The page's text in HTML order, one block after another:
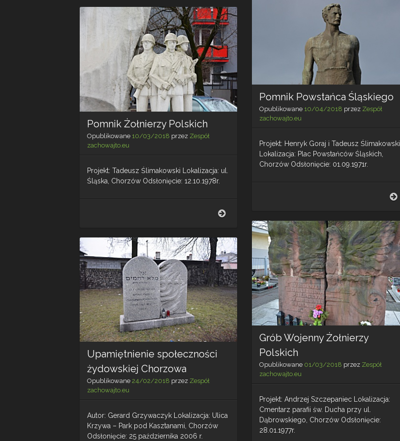
Żołnierzy
Wojska
Polskiego
Pomnik Powstańca Śląskiego
Opublikowane 10/04/2018 przez Zespół
zachowajto.eu
Projekt: Henryk Goraj i Tadeusz Ślimakowski
Lokalizacja: Plac Powstańców Śląskich,
Chorzów Odsłonięcie: 01.09.1971r.
Pomnik Żołnierzy Polskich
Opublikowane 10/03/2018 przez Zespół
zachowajto.eu
Projekt: Tadeusz Ślimakowski Lokalizacja: ul.
Śląska, Chorzów Odsłonięcie: 12.10.1978r.
Żołnierzy
Polskich
Grób Wojenny Żołnierzy
Polskich
Opublikowane 01/03/2018 przez Zespół
zachowajto.eu
Projekt: Andrzej Szczepaniec Lokalizacja:
Cmentarz parafii św. Ducha przy ul.
Dąbrowskiego, Chorzów Odsłonięcie:
28.01.1977r.
Upamiętnienie społeczności
żydowskiej Chorzowa
Opublikowane 24/02/2018 przez Zespół
zachowajto.eu
Autor: Gerard Grzywaczyk Lokalizacja: Ulica
Krzywa – Park pod Kasztanami, Chorzów
Odsłonięcie: 25 października 2006 r.